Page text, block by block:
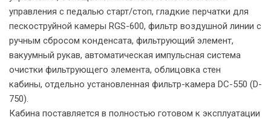
управления с педалью старт/стоп, гладкие перчатки для
пескоструйной камеры RGS-600, фильтр воздушной линии с
ручным сбросом конденсата, фильтрующий элемент,
вакуумный рукав, автоматическая импульсная система
очистки фильтрующего элемента, облицовка стен
кабины, отдельно установленная фильтр-камера DC-550 (D-
750).
Кабина поставляется в полностью готовом к эксплуатации